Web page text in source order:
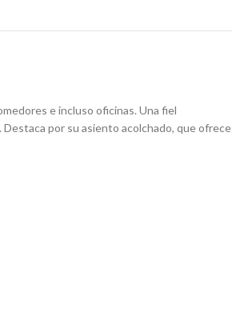
e incluso oficinas. Una fiel
por su asiento acolchado, que ofrece